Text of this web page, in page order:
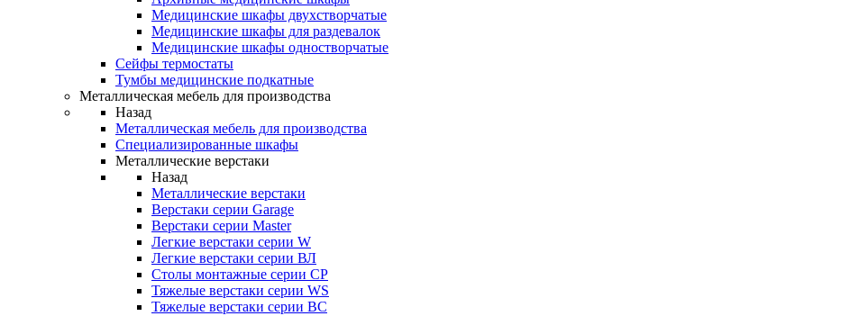
Медицинские шкафы двухстворчатые
Медицинские шкафы для раздевалок
Медицинские шкафы одностворчатые
Сейфы термостаты
Тумбы медицинские подкатные
Металлическая мебель для производства
Назад
Металлическая мебель для производства
Cпециализированные шкафы
Металлические верстаки
Назад
Металлические верстаки
Верстаки серии Garage
Верстаки серии Master
Легкие верстаки серии W
Легкие верстаки серии ВЛ
Столы монтажные серии СР
Тяжелые верстаки серии WS
Тяжелые верстаки серии ВС